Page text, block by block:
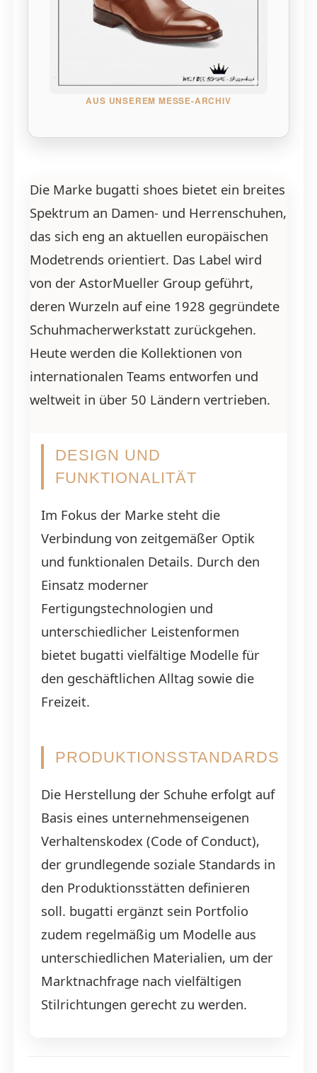
AUS UNSEREM MESSE-ARCHIV
Die Marke bugatti shoes bietet ein breites
Spektrum an Damen- und Herrenschuhen,
das sich eng an aktuellen europäischen
Modetrends orientiert. Das Label wird
von der AstorMueller Group geführt,
deren Wurzeln auf eine 1928 gegründete
Schuhmacherwerkstatt zurückgehen.
Heute werden die Kollektionen von
internationalen Teams entworfen und
weltweit in über 50 Ländern vertrieben.
DESIGN UND
FUNKTIONALITÄT
Im Fokus der Marke steht die
Verbindung von zeitgemäßer Optik
und funktionalen Details. Durch den
Einsatz moderner
Fertigungstechnologien und
unterschiedlicher Leistenformen
bietet bugatti vielfältige Modelle für
den geschäftlichen Alltag sowie die
Freizeit.
PRODUKTIONSSTANDARDS
Die Herstellung der Schuhe erfolgt auf
Basis eines unternehmenseigenen
Verhaltenskodex (Code of Conduct),
der grundlegende soziale Standards in
den Produktionsstätten definieren
soll. bugatti ergänzt sein Portfolio
zudem regelmäßig um Modelle aus
unterschiedlichen Materialien, um der
Marktnachfrage nach vielfältigen
Stilrichtungen gerecht zu werden.